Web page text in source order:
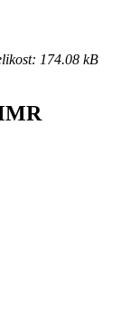
174.08 kB